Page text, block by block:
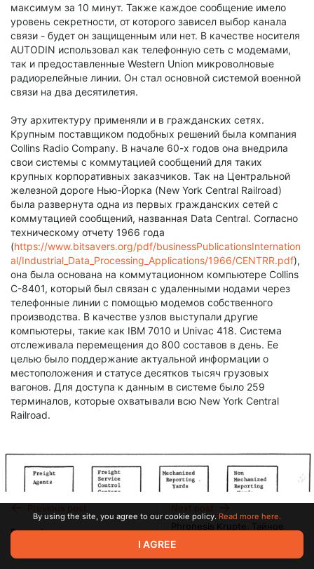
максимум за 10 минут. Также каждое сообщение имело
уровень секретности, от которого зависел выбор канала
связи - будет он защищенным или нет. В качестве носителя
AUTODIN использовал как телефонную сеть с модемами,
так и предоставленные Western Union микроволновые
радиорелейные линии. Он стал основной системой военной
связи на два десятилетия.
Эту архитектуру применяли и в гражданских сетях.
Крупным поставщиком подобных решений была компания
Collins Radio Company. В начале 60-х годов она внедрила
свои системы с коммутацией сообщений для таких
крупных корпоративных заказчиков. Так на Центральной
железной дороге Нью-Йорка (New York Central Railroad)
была развернута одна из первых гражданских сетей с
коммутацией сообщений, названная Data Central. Согласно
техническому отчету 1966 года
(https://www.bitsavers.org/pdf/businessPublicationsInternation
al/Industrial_Data_Processing_Applications/1966/CENTRR.pdf),
она была основана на коммутационном компьютере Collins
C-8401, который был связан с удаленными нодами через
телефонные линии с помощью модемов собственного
производства. В качестве узлов выступали другие
компьютеры, такие как IBM 7010 и Univac 418. Система
отслеживала перемещения до 800 составов в день. Ее
целью было поддержание актуальной информации о
местоположения и статусе десятков тысяч грузовых
вагонов. Для доступа к данным в системе было 259
терминалов, которые охватывали всю New York Central
Railroad.
Витрификация пропаганды
Feb 11 09:21
By using the site, you agree to our cookie policy. Read more here.
I AGREE